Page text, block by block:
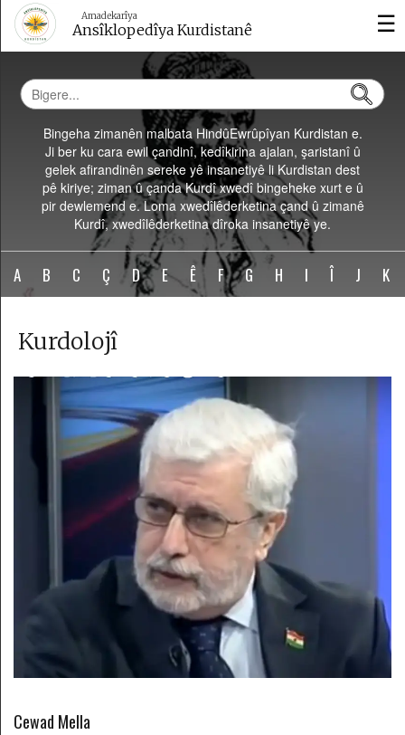
Amadekarîya
Ansîklopedîya Kurdistanê ☰
Dîrok
Çand
Huner
Wêje
Kurdolojî
Erdnîgarî
Desteya
Kedkar
Derbarê
malperê
de
Bingeha zimanên malbata HindûEwrûpîyan Kurdistan e.
Ji ber ku cara ewil çandinî, kedîkirina ajalan, şaristanî û
gelek afirandinên sereke yê insanetiyê li Kurdistan dest
pê kiriye; ziman û çanda Kurdî xwedî bingeheke xurt e û
pir dewlemend e. Loma xwedîlêderketina çand û zimanê
Kurdî, xwedîlêderketina dîroka insanetiyê ye.
A B C Ç D E Ê F G H I Î J K
Kurdolojî
Cewad Mella